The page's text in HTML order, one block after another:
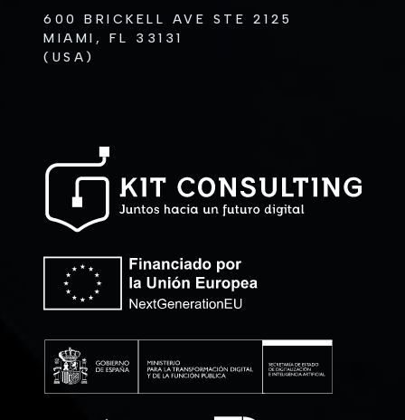
600 BRICKELL AVE STE 2125
MIAMI, FL 33131
(USA)